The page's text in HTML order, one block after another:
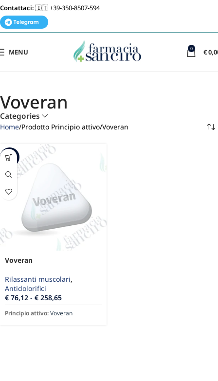
Contattaci: 🇮🇹 +39-350-8507-594
MENU 0 €
Voveran
Categories
Home Prodotto Principio attivo Voveran
-15%
Voveran
Rilassanti muscolari,
Antidolorifici
€ 76,12 - € 258,65
Principio attivo:Voveran